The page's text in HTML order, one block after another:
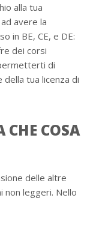
alla tua
avere la
in BE, CE, e DE:
dei corsi
di
tua licenza di
CHE COSA
delle altre
non leggeri. Nello